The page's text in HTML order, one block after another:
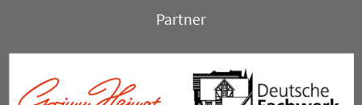
Partner